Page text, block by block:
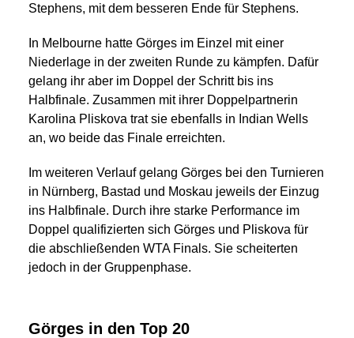
Stephens, mit dem besseren Ende für Stephens.
In Melbourne hatte Görges im Einzel mit einer
Niederlage in der zweiten Runde zu kämpfen. Dafür
gelang ihr aber im Doppel der Schritt bis ins
Halbfinale. Zusammen mit ihrer Doppelpartnerin
Karolina Pliskova trat sie ebenfalls in Indian Wells
an, wo beide das Finale erreichten.
Im weiteren Verlauf gelang Görges bei den Turnieren
in Nürnberg, Bastad und Moskau jeweils der Einzug
ins Halbfinale. Durch ihre starke Performance im
Doppel qualifizierten sich Görges und Pliskova für
die abschließenden WTA Finals. Sie scheiterten
jedoch in der Gruppenphase.
Görges in den Top 20